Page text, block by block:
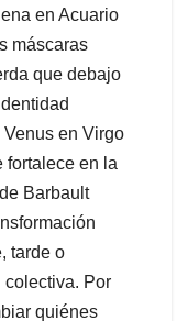
en Acuario
máscaras
que debajo
Venus en Virgo
fortalece en la
Barbault
tarde o
colectiva. Por
quiénes